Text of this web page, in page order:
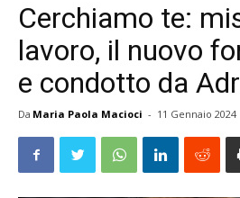
Cerchiamo te:
lavoro, il nuovo
e condotto da
Da Maria Paola Macioci - 11 Gennaio 2024